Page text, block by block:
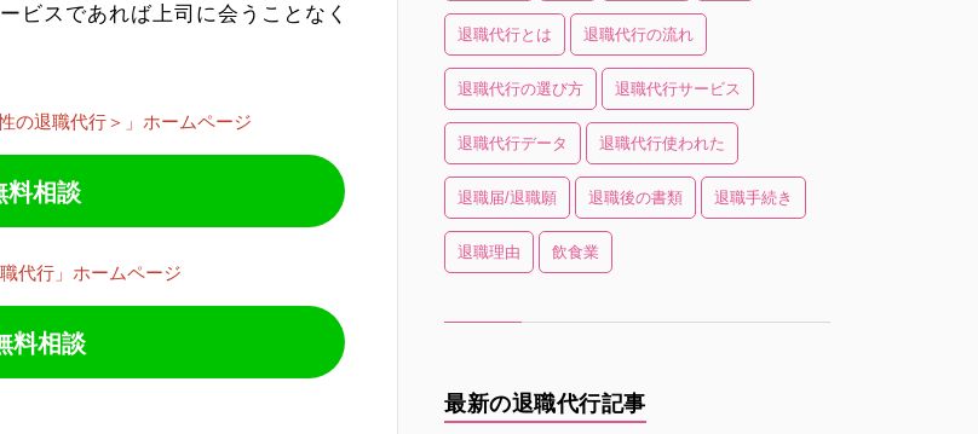
ビスであれば上司に会うことなく
の退職代行＞」ホームページ
料相談
代行」ホームページ
料相談
退職代行とは 退職代行の流れ
退職代行の選び方 退職代行サービス
退職代行データ 退職代行使われた
退職届/退職願 退職後の書類 退職手続き
退職理由 飲食業
最新の退職代行記事